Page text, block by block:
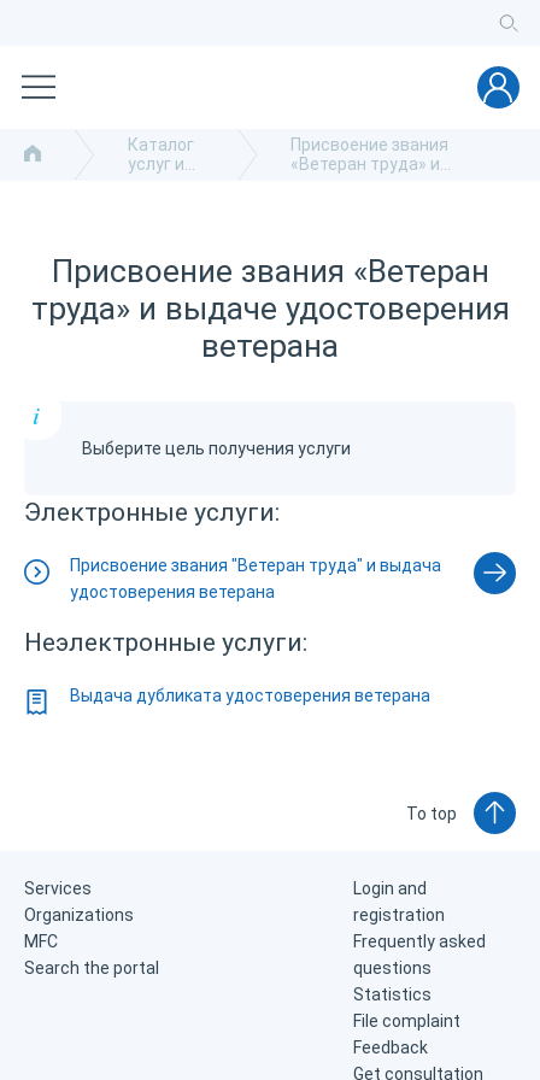
Каталог
услуг и
Присвоение звания
«Ветеран труда» и
Присвоение звания «Ветеран
труда» и выдаче удостоверения
ветерана
i
Выберите цель получения услуги
Электронные услуги:
Присвоение звания "Ветеран труда" и выдача
удостоверения ветерана
Неэлектронные услуги:
Выдача дубликата удостоверения ветерана
To top
Services
Organizations
MFC
Search the portal
Login and
registration
Frequently asked
questions
Statistics
File complaint
Feedback
Get consultation